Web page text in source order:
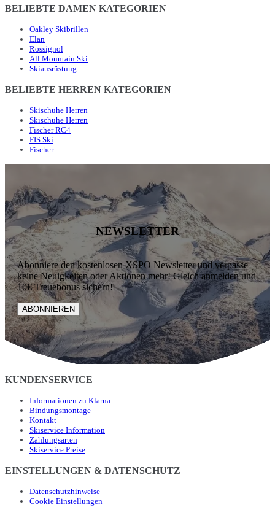
BELIEBTE DAMEN KATEGORIEN
Oakley Skibrillen
Elan
Rossignol
All Mountain Ski
Skiausrüstung
BELIEBTE HERREN KATEGORIEN
Skischuhe Herren
Skischuhe Herren
Fischer RC4
FIS Ski
Fischer
NEWSLETTER
Abonniere den kostenlosen XSPO Newsletter und verpasse
keine Neuigkeiten oder Aktionen mehr! Gleich anmelden und
10€ Treuebonus sichern!
ABONNIEREN
KUNDENSERVICE
Informationen zu Klarna
Bindungsmontage
Kontakt
Skiservice Information
Zahlungsarten
Skiservice Preise
EINSTELLUNGEN & DATENSCHUTZ
Datenschutzhinweise
Cookie Einstellungen